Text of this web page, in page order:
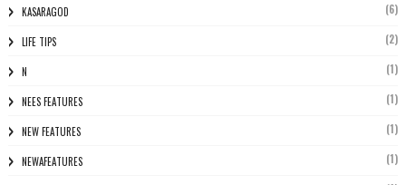
KASARAGOD (6)
LIFE TIPS (2)
N (1)
NEES FEATURES (1)
NEW FEATURES (1)
NEWAFEATURES (1)